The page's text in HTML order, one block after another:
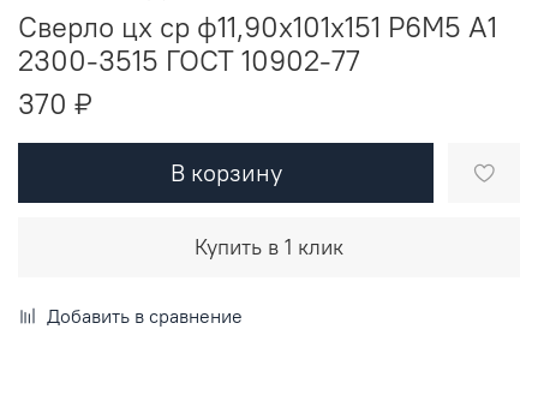
Сверло цх ср ф11,90х101х151 Р6М5 A1
2300-3515 ГОСТ 10902-77
370 ₽
В корзину
Купить в 1 клик
Добавить в сравнение